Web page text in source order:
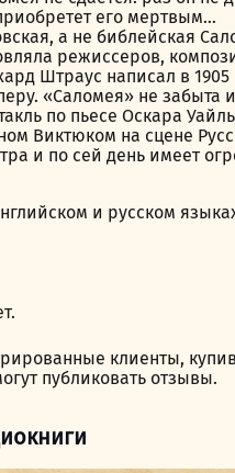
его мертвым…
а не библейская
режиссеров,
Штраус написал в 1905
«Саломея» не забыта
по пьесе Оскара
Виктюком на сцене
и по сей день имеет
и русском
клиенты,
публиковать отзывы.